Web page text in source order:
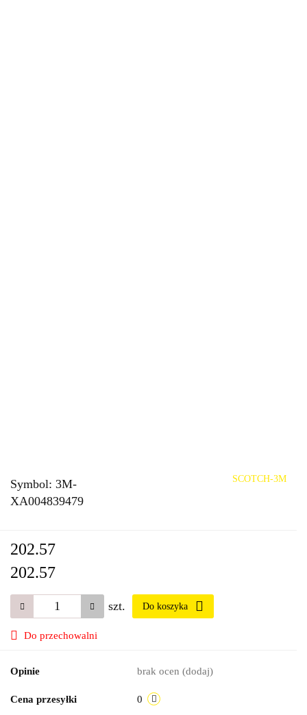
Symbol: 3M-
XA004839479
SCOTCH-3M
202.57
202.57
szt. Do koszyka
Do przechowalni
Opinie brak ocen (dodaj)
Cena przesyłki 0